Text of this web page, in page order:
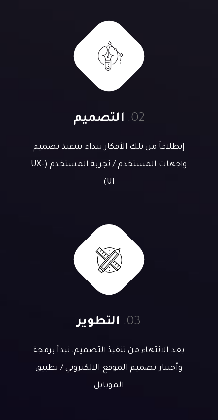
02. التصميم
إنطلاقاً من تلك الأفكار نبداء بتنفيذ تصميم
واجهات المستخدم / تجربة المستخدم (UX-
UI)
03. التطوير
بعد الانتهاء من تنفيذ التصميم، نبدأ برمجة
وأختبار تصميم الموقع الالكتروني / تطبيق
الموبايل